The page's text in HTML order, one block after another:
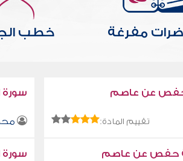
مفرغة خطب
حفص عن عاصم
تقييم المادة:
سورة
حفص عن عاصم سورة